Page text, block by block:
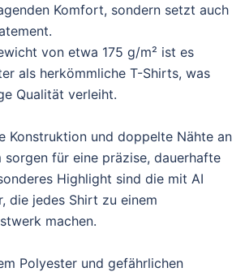
Komfort, sondern setzt auch
von etwa 175 g/m² ist es
als herkömmliche T-Shirts, was
Qualität verleiht.
Konstruktion und doppelte Nähte an
sorgen für eine präzise, dauerhafte
Highlight sind die mit AI
die jedes Shirt zu einem
machen.
Polyester und gefährlichen